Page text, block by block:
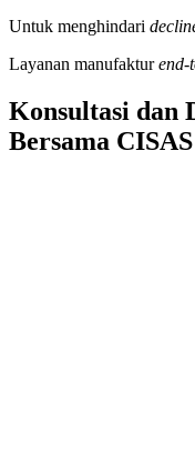
Untuk menghindari
Layanan manufakturend-
Konsultasi dan
Bersama CISAS